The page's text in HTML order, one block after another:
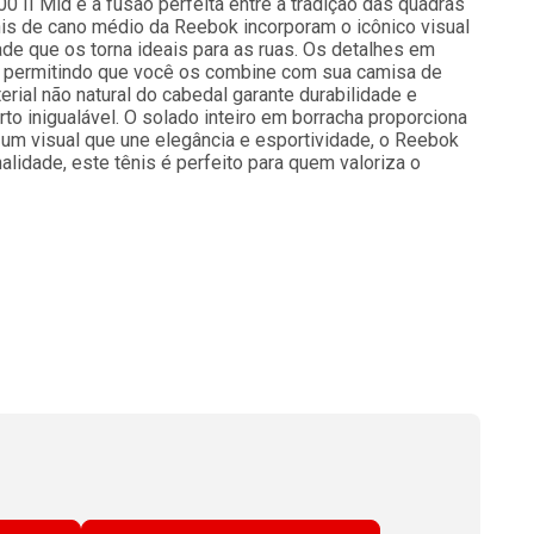
de cano médio da Reebok incorporam o icônico visual
que os torna ideais para as ruas. Os detalhes em
que você os combine com sua camisa de
não natural do cabedal garante durabilidade e
inigualável. O solado inteiro em borracha proporciona
visual que une elegância e esportividade, o Reebok
este tênis é perfeito para quem valoriza o